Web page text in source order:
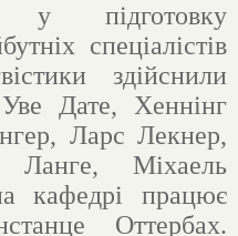
у підготовку
спеціалістів
здійснили
Дате, Хеннінг
Ларс Лекнер,
Міхаель
кафедрі працює
Оттербах.